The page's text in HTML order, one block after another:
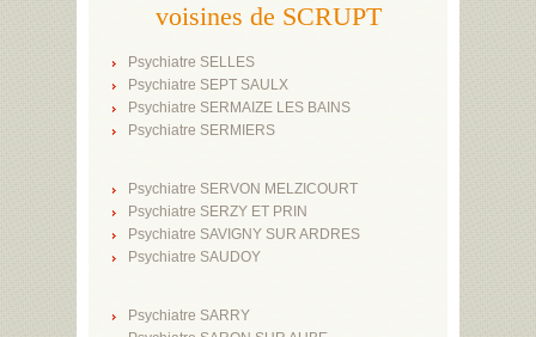
voisines de SCRUPT
Psychiatre SELLES
Psychiatre SEPT SAULX
Psychiatre SERMAIZE LES BAINS
Psychiatre SERMIERS
Psychiatre SERVON MELZICOURT
Psychiatre SERZY ET PRIN
Psychiatre SAVIGNY SUR ARDRES
Psychiatre SAUDOY
Psychiatre SARRY